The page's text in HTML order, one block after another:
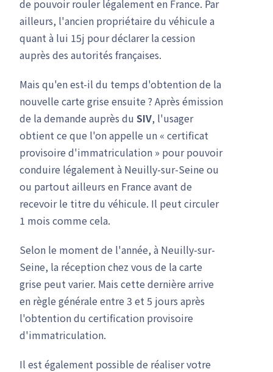
de pouvoir rouler légalement en France. Par
ailleurs, l'ancien propriétaire du véhicule a
quant à lui 15j pour déclarer la cession
auprès des autorités françaises.
Mais qu'en est-il du temps d'obtention de la
nouvelle carte grise ensuite ? Après émission
de la demande auprès du SIV, l'usager
obtient ce que l'on appelle un « certificat
provisoire d'immatriculation » pour pouvoir
conduire légalement à Neuilly-sur-Seine ou
ou partout ailleurs en France avant de
recevoir le titre du véhicule. Il peut circuler
1 mois comme cela.
Selon le moment de l'année, à Neuilly-sur-
Seine, la réception chez vous de la carte
grise peut varier. Mais cette dernière arrive
en règle générale entre 3 et 5 jours après
l'obtention du certification provisoire
d'immatriculation.
Il est également possible de réaliser votre